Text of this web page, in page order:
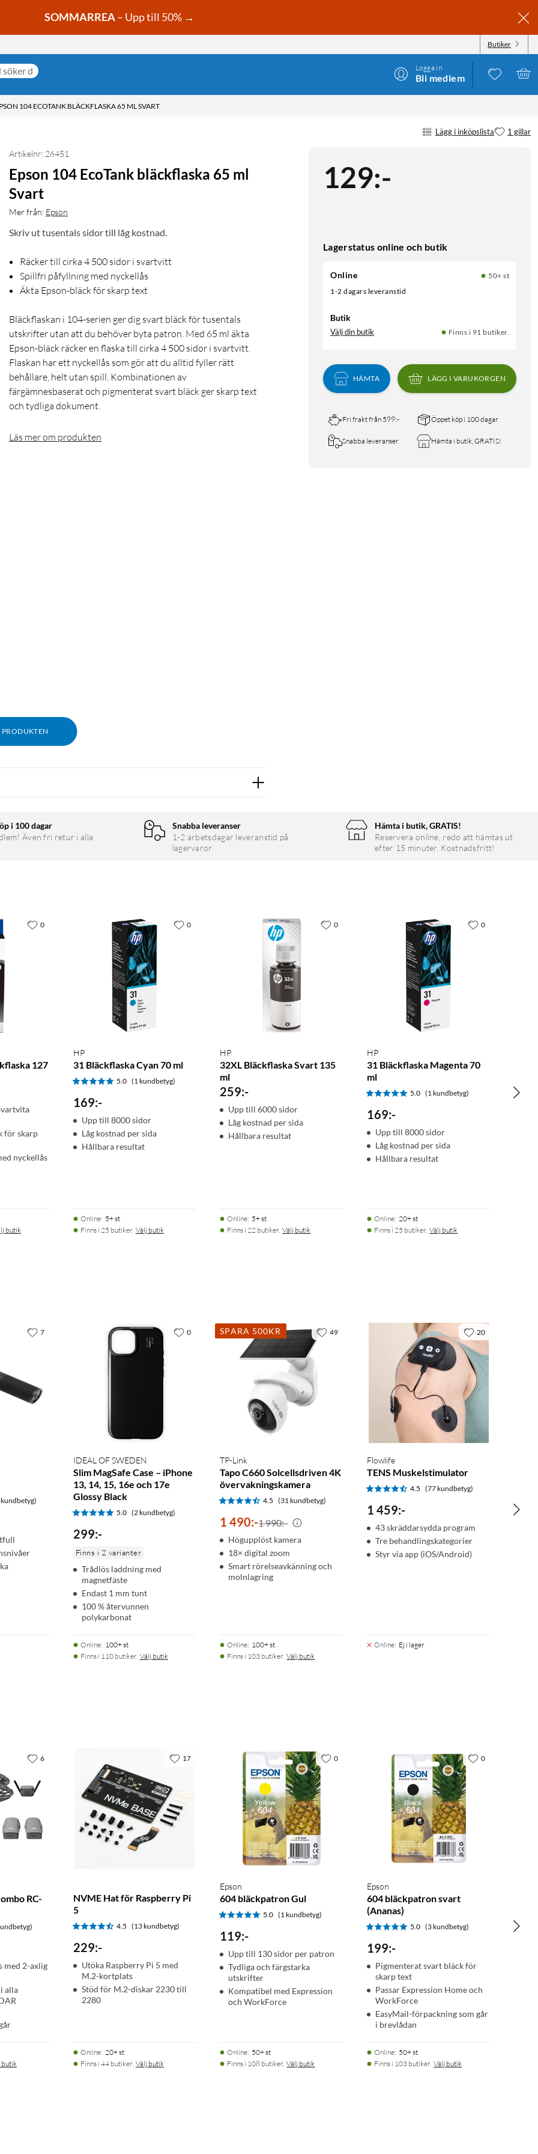
SOMMARREA– Upp till 50% →
Butiker
Logga in
Bli medlem
104 ECOTANK BLÄCKFLASKA 65 ML SVART
Lägg i inköpslista 1 gillar
129:-
Lagerstatus online och butik
Online
50+ st
1-2 dagars leveranstid
Butik
Välj din butik Finns i 91 butiker.
HÄMTA LÄGG I VARUKORGEN
Fri frakt från 599:- Öppet köp i 100 dagar
Snabba leveranser Hämta i butik, GRATIS!
Artikelnr: 26451
Epson 104 EcoTank bläckflaska 65 ml
Svart
Mer från: Epson
Skriv ut tusentals sidor till låg kostnad.
Räcker till cirka 4 500 sidor i svartvitt
Spillfri påfyllning med nyckellås
Äkta Epson-bläck för skarp text
Bläckflaskan i 104-serien ger dig svart bläck för tusentals
utskrifter utan att du behöver byta patron. Med 65 ml äkta
Epson-bläck räcker en flaska till cirka 4 500 sidor i svartvitt.
Flaskan har ett nyckellås som gör att du alltid fyller rätt
behållare, helt utan spill. Kombinationen av
färgämnesbaserat och pigmenterat svart bläck ger skarp text
och tydliga dokument.
Läs mer om produkten
PRODUKTEN
till 90 % jämfört med vanliga bläckpatroner. En enda
det färgämnesbaserade bläcket bidrar till livfulla färgutskrifter.
sida efter sida.
i 100 dagar
Även fri retur i alla
Snabba leveranser
1-2 arbetsdagar leveranstid på
lagervaror
Hämta i butik, GRATIS!
Reservera online, redo att hämtas ut
efter 15 minuter. Kostnadsfritt!
127
för skarp
nyckellås
butik
0
HP
31 Bläckflaska Cyan 70 ml
5.0 (1 kundbetyg)
169:-
Upp till 8000 sidor
Låg kostnad per sida
Hållbara resultat
Online: 5+ st
Finns i 25 butiker. Välj butik
0
HP
32XL Bläckflaska Svart 135
ml
259:-
Upp till 6000 sidor
Låg kostnad per sida
Hållbara resultat
Online: 5+ st
Finns i 22 butiker. Välj butik
0
HP
31 Bläckflaska Magenta 70
ml
5.0 (1 kundbetyg)
169:-
Upp till 8000 sidor
Låg kostnad per sida
Hållbara resultat
Online: 20+ st
Finns i 25 butiker. Välj butik
0
7
IDEAL OF SWEDEN
Slim MagSafe Case – iPhone
13, 14, 15, 16e och 17e
Glossy Black
5.0 (2 kundbetyg)
299:-
Finns i 2 varianter
Trådlös laddning med
magnetfäste
Endast 1 mm tunt
100 % återvunnen
polykarbonat
Online: 100+ st
Finns i 110 butiker. Välj butik
0 SPARA 500KR
TP-Link
Tapo C660 Solcellsdriven 4K
övervakningskamera
4.5 (31 kundbetyg)
1 490:-1 990:-
Högupplöst kamera
18× digital zoom
Smart rörelseavkänning och
molnlagring
Online: 100+ st
Finns i 103 butiker. Välj butik
49
Flowlife
TENS Muskelstimulator
4.5 (77 kundbetyg)
1 459:-
43 skräddarsydda program
Tre behandlingskategorier
Styr via app (iOS/Android)
Online: Ej i lager
20
RC-
med 2-axlig
alla
butik
6
NVME Hat för Raspberry Pi
5
4.5 (13 kundbetyg)
229:-
Utöka Raspberry Pi 5 med
M.2-kortplats
Stöd för M.2-diskar 2230 till
2280
Online: 20+ st
Finns i 44 butiker. Välj butik
17
Epson
604 bläckpatron Gul
5.0 (1 kundbetyg)
119:-
Upp till 130 sidor per patron
Tydliga och färgstarka
utskrifter
Kompatibel med Expression
och WorkForce
Online: 50+ st
Finns i 108 butiker. Välj butik
0
Epson
604 bläckpatron svart
(Ananas)
5.0 (3 kundbetyg)
199:-
Pigmenterat svart bläck för
skarp text
Passar Expression Home och
WorkForce
EasyMail-förpackning som går
i brevlådan
Online: 50+ st
Finns i 103 butiker. Välj butik
0